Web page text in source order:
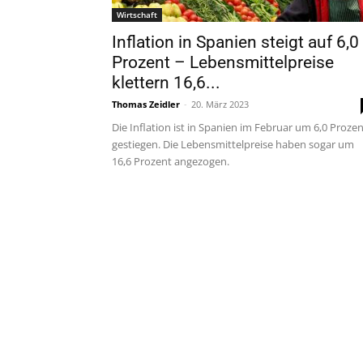
Wirtschaft
Inflation in Spanien steigt auf 6,0
Prozent – Lebensmittelpreise
klettern 16,6...
Thomas Zeidler - 20. März 2023
Die Inflation ist in Spanien im Februar um 6,0
gestiegen. Die Lebensmittelpreise haben sogar um
16,6 Prozent angezogen.